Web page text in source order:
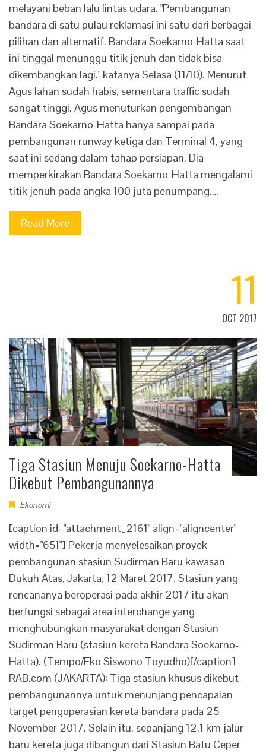
melayani beban lalu lintas udara. "Pembangunan
bandara di satu pulau reklamasi ini satu dari berbagai
pilihan dan alternatif. Bandara Soekarno-Hatta saat
ini tinggal menunggu titik jenuh dan tidak bisa
dikembangkan lagi." katanya Selasa (11/10). Menurut
Agus lahan sudah habis, sementara traffic sudah
sangat tinggi. Agus menuturkan pengembangan
Bandara Soekarno-Hatta hanya sampai pada
pembangunan runway ketiga dan Terminal 4, yang
saat ini sedang dalam tahap persiapan. Dia
memperkirakan Bandara Soekarno-Hatta mengalami
titik jenuh pada angka 100 juta penumpang.…
Read More
11
OCT 2017
Tiga Stasiun Menuju Soekarno-Hatta
Dikebut Pembangunannya
Ekonomi
[caption id="attachment_2161" align="aligncenter"
width="651"] Pekerja menyelesaikan proyek
pembangunan stasiun Sudirman Baru kawasan
Dukuh Atas, Jakarta, 12 Maret 2017. Stasiun yang
rencananya beroperasi pada akhir 2017 itu akan
berfungsi sebagai area interchange yang
menghubungkan masyarakat dengan Stasiun
Sudirman Baru (stasiun kereta Bandara Soekarno-
Hatta). (Tempo/Eko Siswono Toyudho)[/caption]
RAB.com (JAKARTA): Tiga stasiun khusus dikebut
pembangunannya untuk menunjang pencapaian
target pengoperasian kereta bandara pada 25
November 2017. Selain itu, sepanjang 12,1 km jalur
baru kereta juga dibangun dari Stasiun Batu Ceper